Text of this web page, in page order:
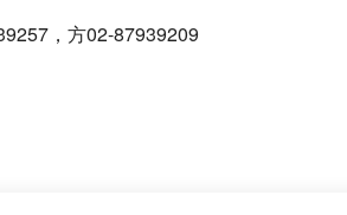
，方02-87939209